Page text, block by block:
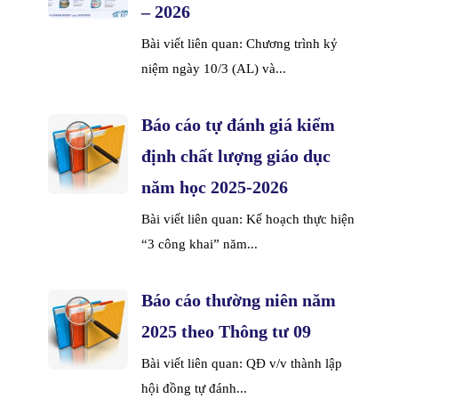
– 2026
Bài viết liên quan: Chương trình kỷ
niệm ngày 10/3 (AL) và...
Báo cáo tự đánh giá kiểm
định chất lượng giáo dục
năm học 2025-2026
Bài viết liên quan: Kế hoạch thực hiện
“3 công khai” năm...
Báo cáo thường niên năm
2025 theo Thông tư 09
Bài viết liên quan: QĐ v/v thành lập
hội đồng tự đánh...